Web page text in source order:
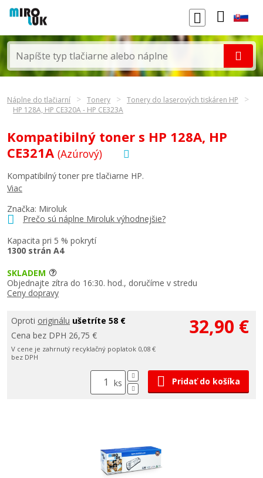
Náplne do tlačiarní Tonery
Tonery do laserových tiskáren HP
HP 128A, HP CE320A - HP CE323A
Kompatibilný toner s HP 128A, HP
CE321A (Azúrový)
Značka: Miroluk
Prečo sú náplne Miroluk výhodnejšie?
Kapacita pri 5 % pokrytí
1300 strán A4
Kompatibilný toner pre tlačiarne HP.
Viac
SKLADEM
Objednajte zítra do 16:30. hod., doručíme v stredu
Ceny dopravy
Oproti originálu ušetríte 58 €
Cena bez DPH 26,75 €
V cene je zahrnutý recyklačný poplatok 0,08 €
bez DPH
32,90 €
ks Pridať do košíka